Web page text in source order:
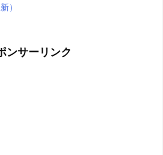
）
ンサーリンク